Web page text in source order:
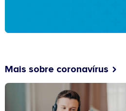
Mais sobre coronavírus